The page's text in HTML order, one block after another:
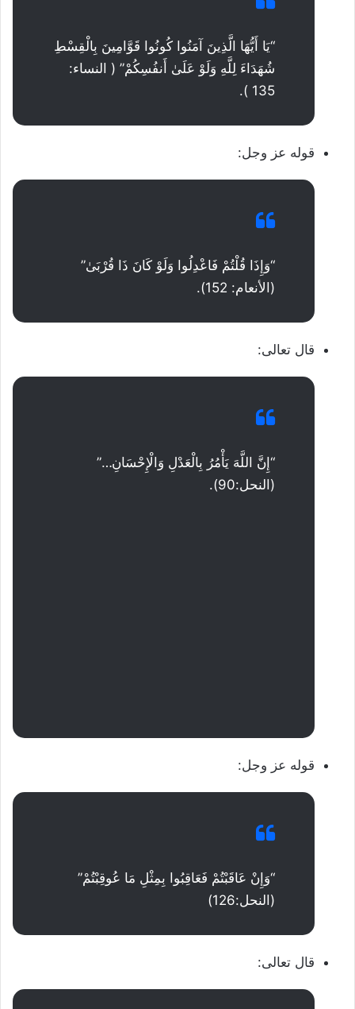
“يَا أَيُّهَا الَّذِينَ آمَنُوا كُونُوا قَوَّامِينَ بِالْقِسْطِ
شُهَدَاءَ لِلَّهِ وَلَوْ عَلَىٰ أَنفُسِكُمْ” ( النساء:
135 ).
قوله عز وجل:
“وَإِذَا قُلْتُمْ فَاعْدِلُوا وَلَوْ كَانَ ذَا قُرْبَىٰ”
(الأنعام: 152).
قال تعالى:
“إِنَّ اللَّهَ يَأْمُرُ بِالْعَدْلِ وَالْإِحْسَانِ…”
(النحل:90).
قوله عز وجل:
“وَإِنْ عَاقَبْتُمْ فَعَاقِبُوا بِمِثْلِ مَا عُوقِبْتُمْ”
(النحل:126)
قال تعالى: